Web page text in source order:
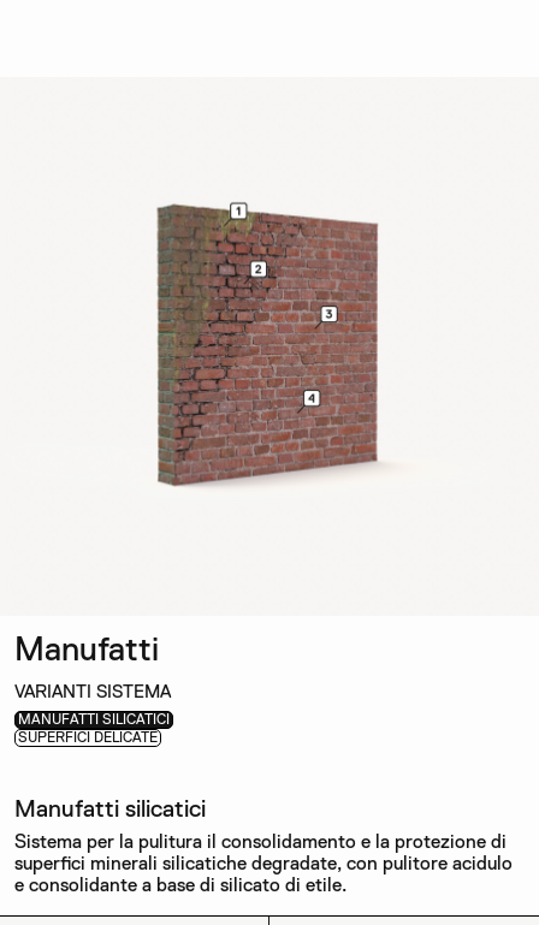
Manufatti
VARIANTI SISTEMA
MANUFATTI SILICATICI
SUPERFICI DELICATE
Manufatti silicatici
Sistema per la pulitura il consolidamento e la protezione di
superfici minerali silicatiche degradate, con pulitore acidulo
e consolidante a base di silicato di etile.